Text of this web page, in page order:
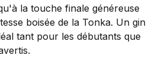
la touche finale généreuse
boisée de la Tonka. Un gin
tant pour les débutants que